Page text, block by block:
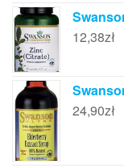
12,38zł
24,90zł